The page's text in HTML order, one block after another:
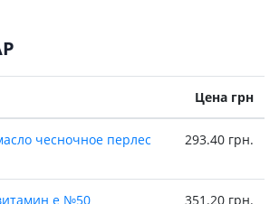
Цена грн
чесночное перлес
293.40 грн.
е №50 351.20 грн.